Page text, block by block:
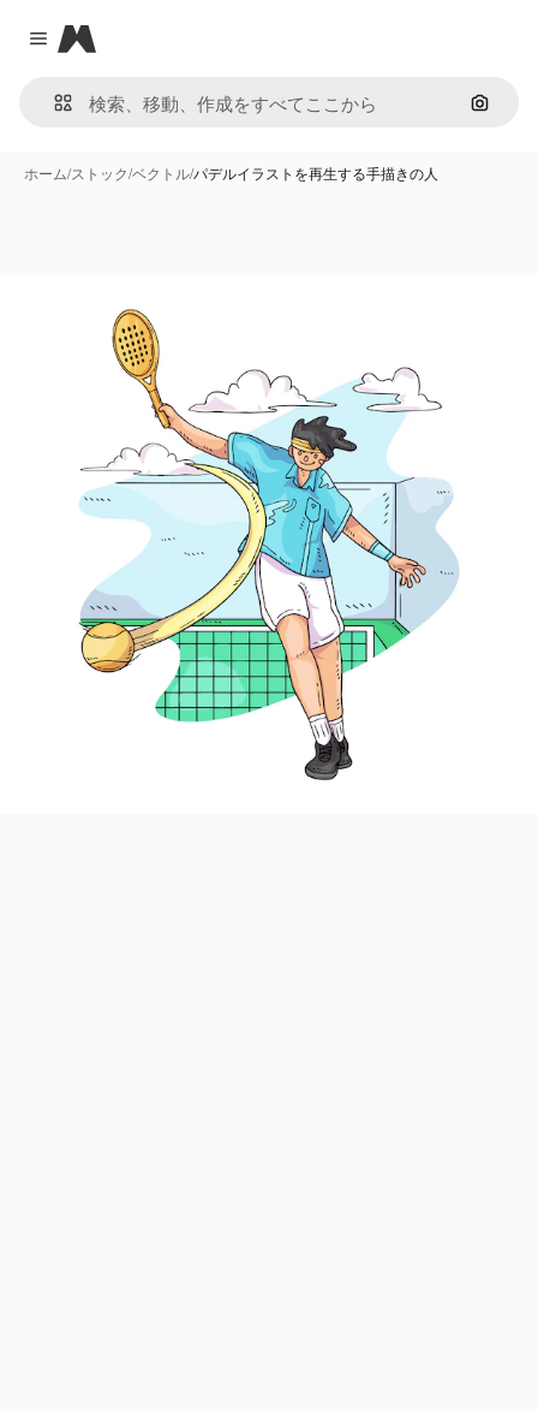
Close menu
Magnific
画像で
ホーム/ストック/ベクトル/パデルイラストを再生する手描きの人